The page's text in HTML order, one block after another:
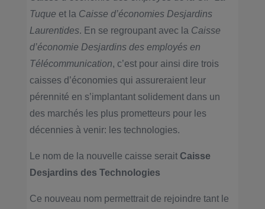
Tuque et la Caisse d’économies Desjardins
Laurentides. En se regroupant avec la Caisse
d’économie Desjardins des employés en
Télécommunication, c’est pour ainsi dire trois
caisses d’économies qui assureraient leur
pérennité en s’implantant solidement dans un
des marchés les plus prometteurs pour les
décennies à venir: les technologies.
Le nom de la nouvelle caisse serait Caisse
Desjardins des Technologies
Ce nouveau nom permettrait de rejoindre tant le